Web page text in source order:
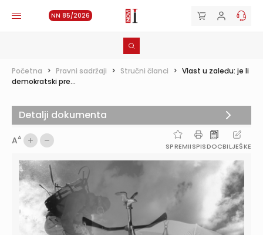
NN 85/2026
Početna > Pravni sadržaji > Stručni članci > Vlast u zaleđu: je li
demokratski pre...
AA
SPREMIISPISDOCBILJEŠKE
Detalji dokumenta